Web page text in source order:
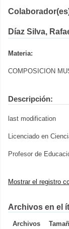
Díaz Silva,
Materia:
COMPOSICION
Descripción:
last modification
Licenciado en
Profesor de
Mostrar el registro
Archivos en el
Archivos